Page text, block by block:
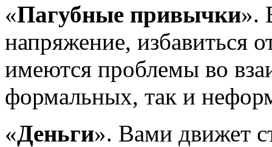
«Пагубные привычки».
напряжение, избавиться
имеются проблемы во
формальных, так и
«Деньги». Вами движет